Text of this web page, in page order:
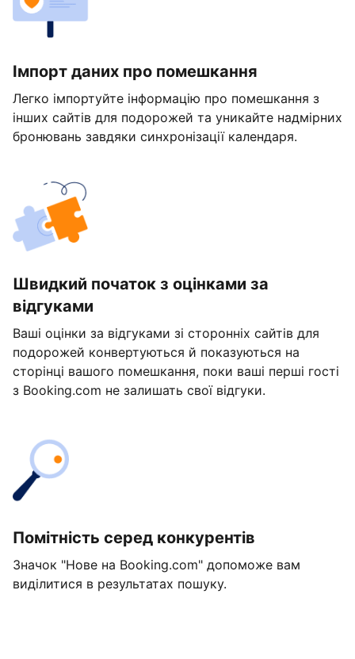
Імпорт даних про помешкання
Легко імпортуйте інформацію про помешкання з
інших сайтів для подорожей та уникайте надмірних
бронювань завдяки синхронізації календаря.
Швидкий початок з оцінками за
відгуками
Ваші оцінки за відгуками зі сторонніх сайтів для
подорожей конвертуються й показуються на
сторінці вашого помешкання, поки ваші перші гості
з Booking.com не залишать свої відгуки.
Помітність серед конкурентів
Значок "Нове на Booking.com" допоможе вам
виділитися в результатах пошуку.